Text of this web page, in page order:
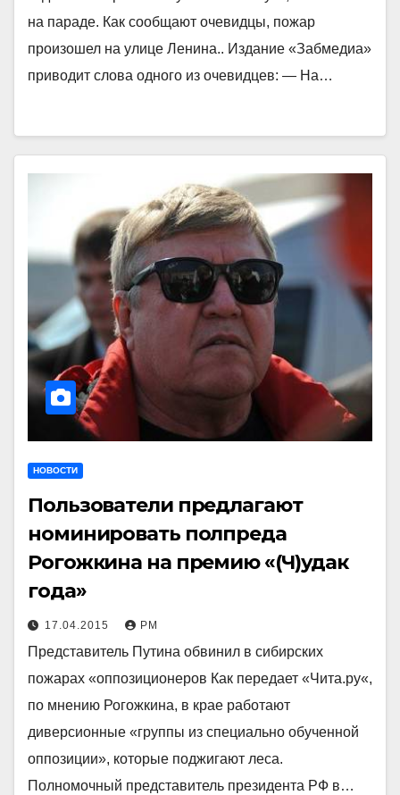
на параде. Как сообщают очевидцы, пожар
произошел на улице Ленина.. Издание «Забмедиа»
приводит слова одного из очевидцев: — На…
НОВОСТИ
Пользователи предлагают
номинировать полпреда
Рогожкина на премию «(Ч)удак
года»
17.04.2015 РМ
Представитель Путина обвинил в сибирских
пожарах «оппозиционеров Как передает «Чита.ру«,
по мнению Рогожкина, в крае работают
диверсионные «группы из специально обученной
оппозиции», которые поджигают леса.
Полномочный представитель президента РФ в…